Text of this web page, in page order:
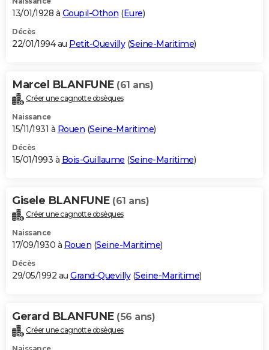
13/01/1928 à Goupil-Othon (Eure)
Décès
22/01/1994 au Petit-Quevilly(Seine-Maritime)
Marcel BLANFUNE (61 ans)
Créer une cagnotte obsèques
Naissance
15/11/1931 à Rouen (Seine-Maritime)
Décès
15/01/1993 à Bois-Guillaume (Seine-Maritime)
Gisele BLANFUNE (61 ans)
Créer une cagnotte obsèques
Naissance
17/09/1930 à Rouen (Seine-Maritime)
Décès
29/05/1992 au Grand-Quevilly(Seine-Maritime)
Gerard BLANFUNE (56 ans)
Créer une cagnotte obsèques